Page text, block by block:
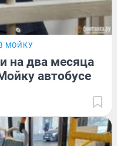
МОЙКУ
на два месяца
автобусе